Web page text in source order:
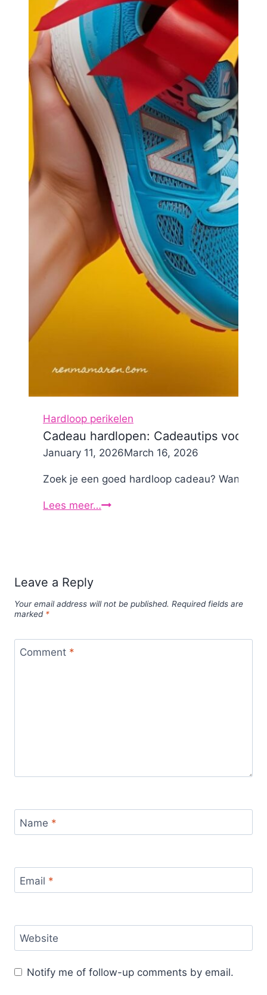
Hardloop perikelen
Cadeau hardlopen: Cadeautips voor
ByNicole
January 11, 2026March 16, 2026
Zoek je een goed hardloop cadeau? Want
Lees meer…Cadeau
Leave a Reply
Your email address will not be published. Required fields are
marked *
Comment *
Name *
Email *
Website
Notify me of follow-up comments by email.